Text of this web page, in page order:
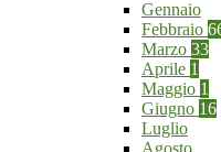
Gennaio
Febbraio
Marzo 33
Aprile 1
Maggio 1
Giugno 16
Luglio